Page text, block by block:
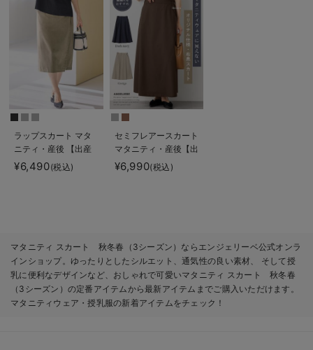
ラップスカート マタ
ニティ・産後 【出産
後も長く使える】
¥6,490(税込)
セミフレアースカート
マタニティ・産後【出
産後も長く使える】
¥6,990(税込)
マタニティ スカート 秋冬春（3シーズン）ならエンジェリーベ公式オンラ
インショップ。ゆったりとしたシルエット、通気性の良い素材、 そして授
乳に便利なデザインなど、おしゃれで可愛いマタニティ スカート 秋冬春
（3シーズン）の定番アイテムから最新アイテムまでご購入いただけます。
マタニティウェア・授乳服の新着アイテムをチェック！